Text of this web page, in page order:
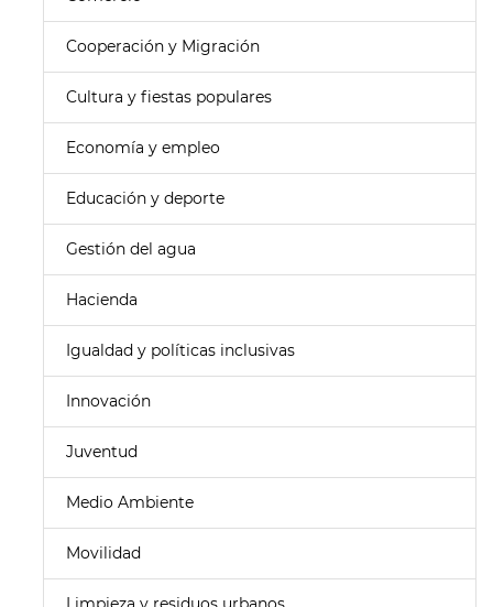
Cooperación y Migración
Cultura y fiestas populares
Economía y empleo
Educación y deporte
Gestión del agua
Hacienda
Igualdad y políticas inclusivas
Innovación
Juventud
Medio Ambiente
Movilidad